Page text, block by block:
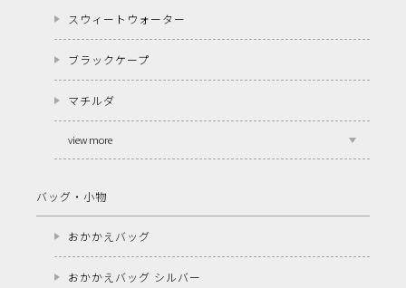
スウィートウォーター
ブラックケープ
マチルダ
view more
バッグ・小物
おかかえバッグ
おかかえバッグ シルバー